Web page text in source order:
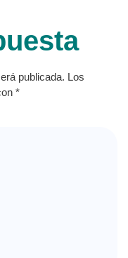
publicada. Los
*